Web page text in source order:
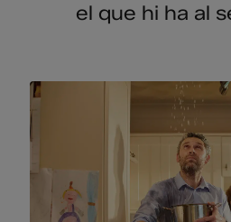
el que hi ha al